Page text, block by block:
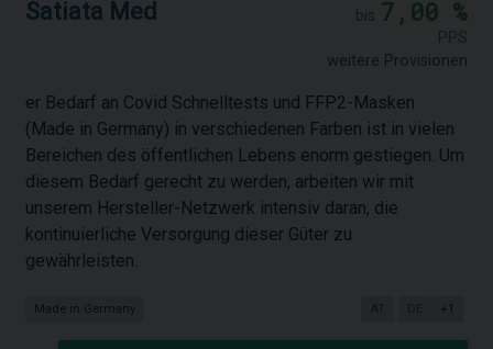
Satiata Med 7,00 %
weitere Provisionen
er Bedarf an Covid Schnelltests und FFP2-Masken
(Made in Germany) in verschiedenen Farben ist in vielen
Bereichen des öffentlichen Lebens enorm gestiegen. Um
diesem Bedarf gerecht zu werden, arbeiten wir mit
unserem Hersteller-Netzwerk intensiv daran, die
kontinuierliche Versorgung dieser Güter zu
gewährleisten.
Made in Germany AT DE +1